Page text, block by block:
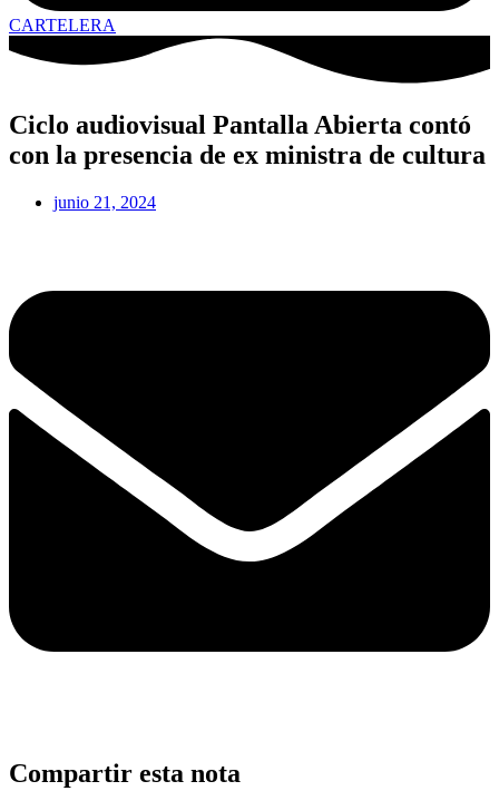
CARTELERA
Ciclo audiovisual Pantalla Abierta contó
con la presencia de ex ministra de cultura
junio 21, 2024
Compartir esta nota